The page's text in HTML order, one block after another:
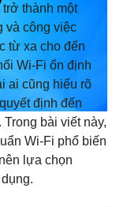
thành một
và công việc
từ xa cho đến
Wi-Fi ổn định
ai cũng hiểu rõ
định đến
bài viết này,
Wi-Fi phổ biến
lựa chọn